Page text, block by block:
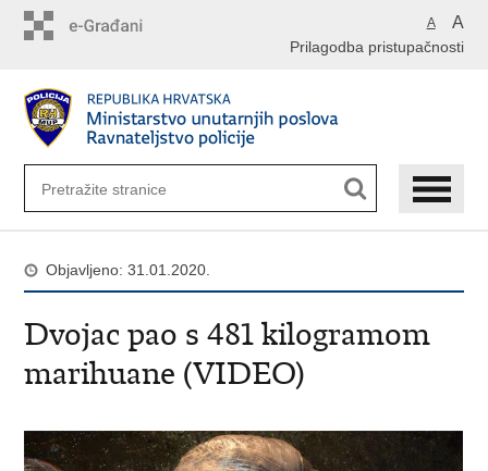
A A
Prilagodba pristupačnosti
Objavljeno: 31.01.2020.
Dvojac pao s 481 kilogramom
marihuane (VIDEO)